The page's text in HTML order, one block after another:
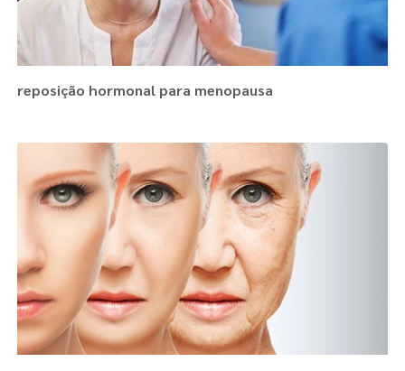
reposição hormonal para menopausa